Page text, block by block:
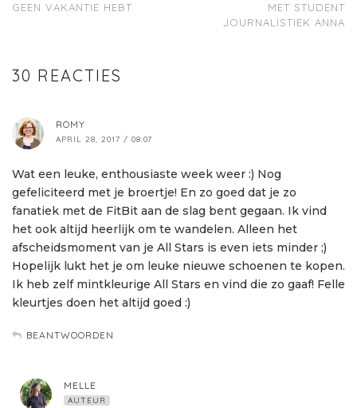
GEEN VAKANTIE HEBT
MET STUDENT
JOURNALISTIEK ANNA
30 REACTIES
ROMY
APRIL 28, 2017 / 08:07
Wat een leuke, enthousiaste week weer :) Nog
gefeliciteerd met je broertje! En zo goed dat je zo
fanatiek met de FitBit aan de slag bent gegaan. Ik vind
het ook altijd heerlijk om te wandelen. Alleen het
afscheidsmoment van je All Stars is even iets minder ;)
Hopelijk lukt het je om leuke nieuwe schoenen te kopen.
Ik heb zelf mintkleurige All Stars en vind die zo gaaf! Felle
kleurtjes doen het altijd goed :)
BEANTWOORDEN
MELLE
AUTEUR